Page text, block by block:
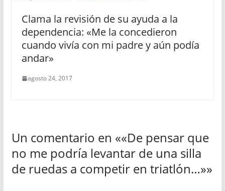
Clama la revisión de su ayuda a la
dependencia: «Me la concedieron
cuando vivía con mi padre y aún podía
andar»
agosto 24, 2017
Un comentario en ««De pensar que
no me podría levantar de una silla
de ruedas a competir en triatlón…»»